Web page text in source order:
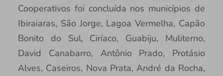
Cooperativos foi concluída nos municípios de
Ibiraiaras, São Jorge, Lagoa Vermelha, Capão
Bonito do Sul, Ciríaco, Guabiju, Muliterno,
David Canabarro, Antônio Prado, Protásio
Alves, Caseiros, Nova Prata, André da Rocha,